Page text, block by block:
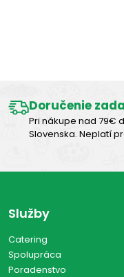
Doručenie
Pri nákupe nad 79€
Slovenska. Neplatí
Služby
Catering
Spolupráca
Poradenstvo